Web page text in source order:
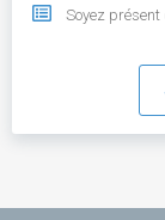
Soyez